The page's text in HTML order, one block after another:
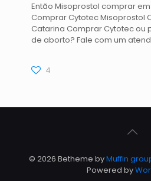
Então Misoprostol comprar
Comprar Cytotec Misoprostol
Catarina Comprar Cytotec ou
de aborto? Fale com um
4
© 2026 Betheme byMuffin
Powered by